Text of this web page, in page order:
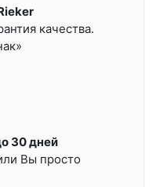
качества.
30 дней
Вы просто